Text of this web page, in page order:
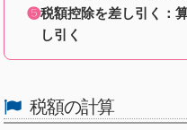
税額控除を差し引く：
し引く
税額の計算